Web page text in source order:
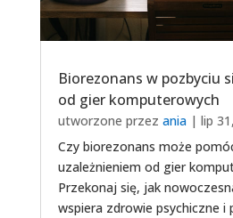
Biorezonans w pozbyciu
od gier komputerowych
utworzone przez ania| lip
Czy biorezonans może
uzależnieniem od gier
Przekonaj się, jak
wspiera zdrowie psychiczne i